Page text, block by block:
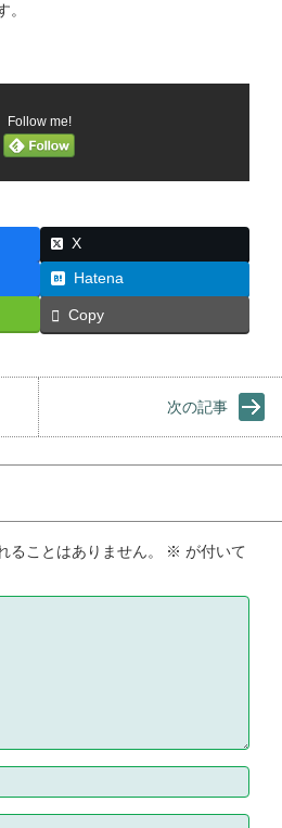
。
Follow me!
X
Hatena
Copy
次の記事
ることはありません。 ※ が付いて